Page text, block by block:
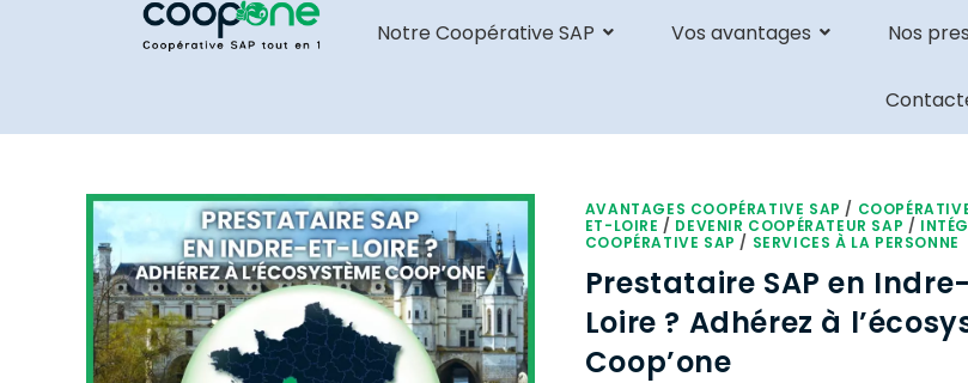
Notre Coopérative SAP Vos avantages Nos
AVANTAGES COOPÉRATIVE SAP /
ET-LOIRE / DEVENIR COOPÉRATEUR SAP /
COOPÉRATIVE SAP / SERVICES À LA PERSONNE
Prestataire SAP en
Loire ? Adhérez à
Coop’one